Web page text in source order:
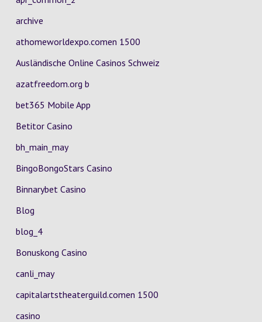
archive
athomeworldexpo.comen 1500
Ausländische Online Casinos Schweiz
azatfreedom.org b
bet365 Mobile App
Betitor Casino
bh_main_may
BingoBongoStars Casino
Binnarybet Casino
Blog
blog_4
Bonuskong Casino
canli_may
capitalartstheaterguild.comen 1500
casino